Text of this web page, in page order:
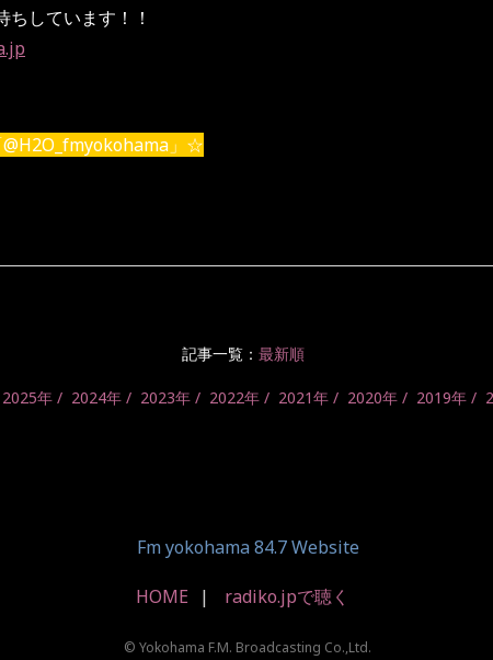
しています！！
」☆
記事一覧： 最新順
2025年 2024年 2023年 2022年 2021年 2020年 2019年
Fm yokohama 84.7 Website
HOME radiko.jpで聴く
© Yokohama F.M. Broadcasting Co.,Ltd.